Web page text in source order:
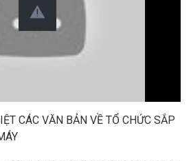
CÁC VĂN BẢN VỀ TỔ CHỨC SẮP